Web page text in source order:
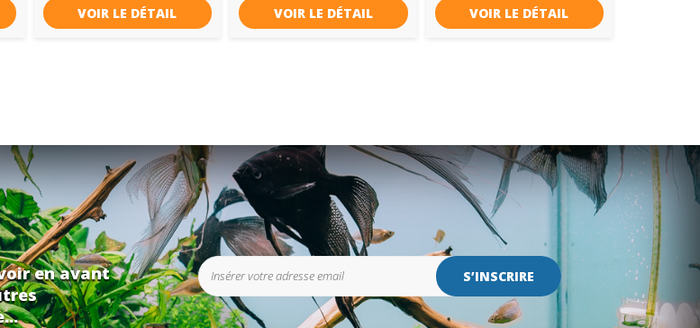
VOIR LE DÉTAIL
VOIR LE DÉTAIL
VOIR LE DÉTAIL
en avant
S’INSCRIRE